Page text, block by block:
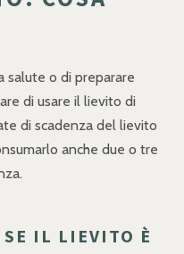
salute o di preparare
di usare il lievito di
di scadenza del lievito
anche due o tre
SE IL LIEVITO È